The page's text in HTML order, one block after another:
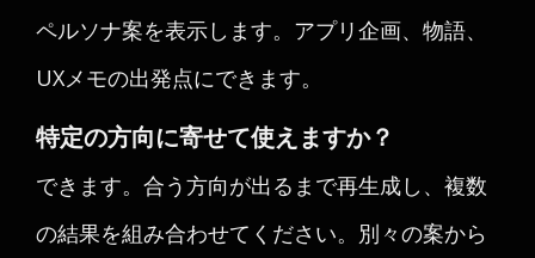
ペルソナ案を表示します。アプリ企画、物語、
UXメモの出発点にできます。
特定の方向に寄せて使えますか？
できます。合う方向が出るまで再生成し、複数
の結果を組み合わせてください。別々の案から